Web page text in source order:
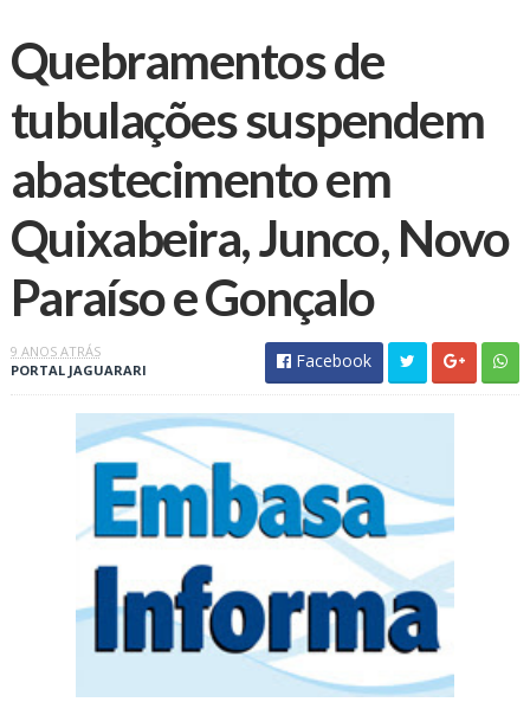
Quebramentos de
tubulações suspendem
abastecimento em
Quixabeira, Junco, Novo
Paraíso e Gonçalo
9 ANOS ATRÁS
PORTAL JAGUARARI
Facebook